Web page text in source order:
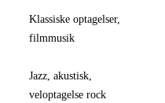
Klassiske optagelser,
filmmusik
Jazz, akustisk,
veloptagelse rock